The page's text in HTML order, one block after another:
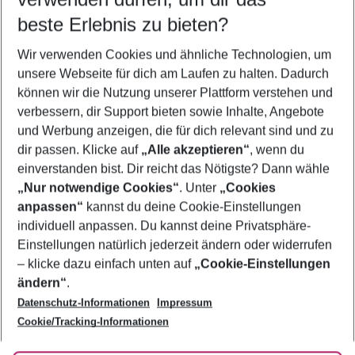
5-8 Nächte
2 Erwachsene Keine Kinder
Mehr Filter anzeigen
Footer
Footer navigation
Über uns
AGB
Bestpreisgarantie
Cookie-Einstellungen ändern
Cookie-Richtlinie
Agenturbetreuung
Barrierefreies Reisen
Folge uns
beste Erlebnis zu bieten?
Wir verwenden Cookies und ähnliche Technologien, um
unsere Webseite für dich am Laufen zu halten. Dadurch
können wir die Nutzung unserer Plattform verstehen und
verbessern, dir Support bieten sowie Inhalte, Angebote
und Werbung anzeigen, die für dich relevant sind und zu
dir passen. Klicke auf „Alle akzeptieren“, wenn du
einverstanden bist. Dir reicht das Nötigste? Dann wähle
„Nur notwendige Cookies“. Unter „Cookies
anpassen“ kannst du deine Cookie-Einstellungen
individuell anpassen. Du kannst deine Privatsphäre-
Einstellungen natürlich jederzeit ändern oder widerrufen
– klicke dazu einfach unten auf „Cookie-Einstellungen
ändern“.
Datenschutz-Informationen
Impressum
Cookie/Tracking-Informationen